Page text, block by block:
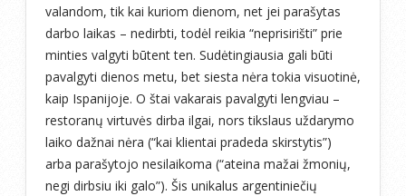
valandom, tik kai kuriom dienom, net jei parašytas
darbo laikas – nedirbti, todėl reikia “neprisirišti” prie
minties valgyti būtent ten. Sudėtingiausia gali būti
pavalgyti dienos metu, bet siesta nėra tokia visuotinė,
kaip Ispanijoje. O štai vakarais pavalgyti lengviau –
restoranų virtuvės dirba ilgai, nors tikslaus uždarymo
laiko dažnai nėra (“kai klientai pradeda skirstytis”)
arba parašytojo nesilaikoma (“ateina mažai žmonių,
negi dirbsiu iki galo”). Šis unikalus argentiniečių